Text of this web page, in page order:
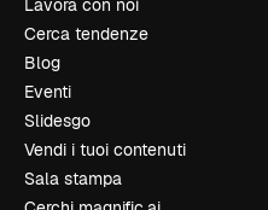
Lavora con noi
Cerca tendenze
Blog
Eventi
Slidesgo
Vendi i tuoi contenuti
Sala stampa